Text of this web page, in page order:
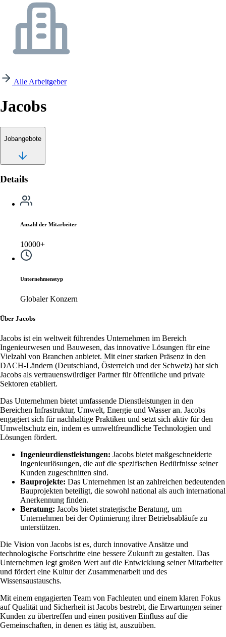
Alle Arbeitgeber
Jacobs
Jobangebote
Details
Anzahl der Mitarbeiter
10000+
Unternehmenstyp
Globaler Konzern
Über Jacobs
Jacobs ist ein weltweit führendes Unternehmen im Bereich
Ingenieurwesen und Bauwesen, das innovative Lösungen für eine
Vielzahl von Branchen anbietet. Mit einer starken Präsenz in den
DACH-Ländern (Deutschland, Österreich und der Schweiz) hat sich
Jacobs als vertrauenswürdiger Partner für öffentliche und private
Sektoren etabliert.
Das Unternehmen bietet umfassende Dienstleistungen in den
Bereichen Infrastruktur, Umwelt, Energie und Wasser an. Jacobs
engagiert sich für nachhaltige Praktiken und setzt sich aktiv für den
Umweltschutz ein, indem es umweltfreundliche Technologien und
Lösungen fördert.
Ingenieurdienstleistungen: Jacobs bietet maßgeschneiderte
Ingenieurlösungen, die auf die spezifischen Bedürfnisse seiner
Kunden zugeschnitten sind.
Bauprojekte: Das Unternehmen ist an zahlreichen bedeutenden
Bauprojekten beteiligt, die sowohl national als auch international
Anerkennung finden.
Beratung: Jacobs bietet strategische Beratung, um
Unternehmen bei der Optimierung ihrer Betriebsabläufe zu
unterstützen.
Die Vision von Jacobs ist es, durch innovative Ansätze und
technologische Fortschritte eine bessere Zukunft zu gestalten. Das
Unternehmen legt großen Wert auf die Entwicklung seiner Mitarbeiter
und fördert eine Kultur der Zusammenarbeit und des
Wissensaustauschs.
Mit einem engagierten Team von Fachleuten und einem klaren Fokus
auf Qualität und Sicherheit ist Jacobs bestrebt, die Erwartungen seiner
Kunden zu übertreffen und einen positiven Einfluss auf die
Gemeinschaften, in denen es tätig ist, auszuüben.